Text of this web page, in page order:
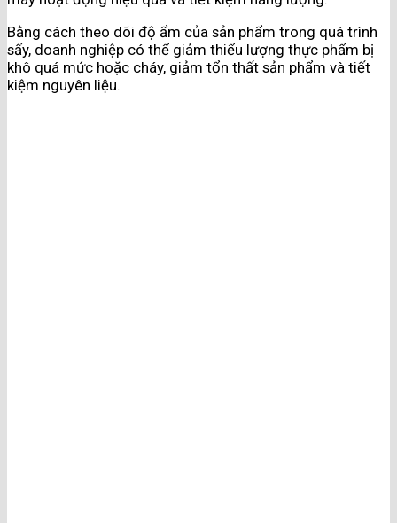
Bằng cách theo dõi độ ẩm của sản phẩm trong quá trình
sấy, doanh nghiệp có thể giảm thiểu lượng thực phẩm bị
khô quá mức hoặc cháy, giảm tổn thất sản phẩm và tiết
kiệm nguyên liệu.